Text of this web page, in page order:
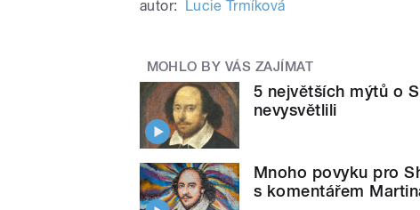
autor: Lucie Trmíková
MOHLO BY VÁS ZAJÍMAT
5 největších mýtů o
nevysvětlili
Mnoho povyku pro
s komentářem